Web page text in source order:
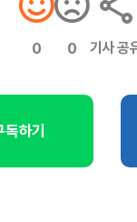
0 0 기사 공
하기